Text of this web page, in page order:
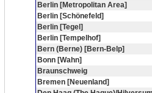
Berlin [Metropolitan Area]
Berlin [Schönefeld]
Berlin [Tegel]
Berlin [Tempelhof]
Bern (Berne) [Bern-Belp]
Bonn [Wahn]
Braunschweig
Bremen [Neuenland]